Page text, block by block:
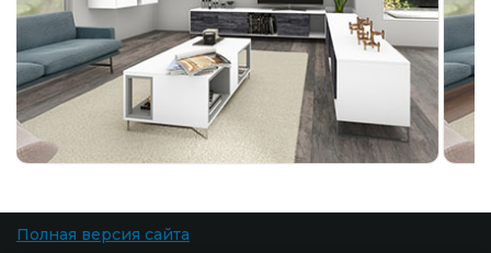
Полная версия сайта